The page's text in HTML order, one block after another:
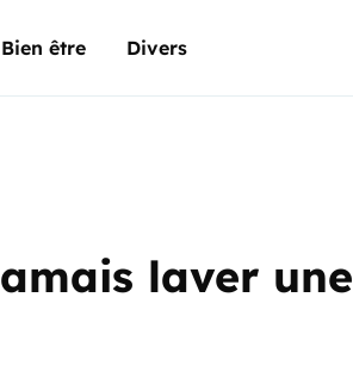
Bien être Divers
laver une